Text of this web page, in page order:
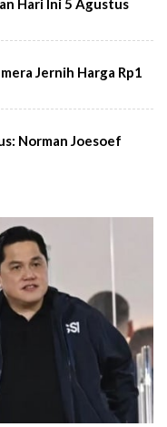
Hari Ini 5 Agustus
Jernih Harga Rp1
Norman Joesoef